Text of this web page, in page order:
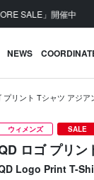
SALE」開催中
NEWS
プリント Tシャツ アジア
ウィメンズ SALE
ロゴ プリン
Logo Print T-